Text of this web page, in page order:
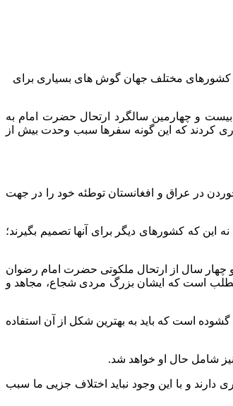
در کشورهای مختلف جهان گوش های بسیاری برای
و چهارمین سالگرد ارتحال حضرت امام به
کردند که این گونه سفرها سبب وحدت بیش از
در عراق و افغانستان توطئه خود را در جهت
این که کشورهای دیگر برای آنها تصمیم بگیرند؛
چهار سال از ارتحال ملکوتی حضرت امام رضوان
مطلب است که ایشان بزرگ مردی شجاع، مجاهد و
است که باید به بهترین شکل از آن استفاده
شامل حال او خواهد شد.
دارند و با این وجود نباید اختلاف جزیی ما سبب